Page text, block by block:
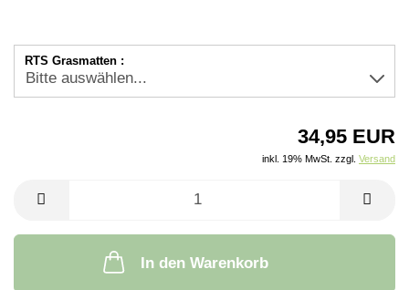
RTS Grasmatten :
34,95 EUR
inkl. 19% MwSt. zzgl. Versand
In den Warenkorb